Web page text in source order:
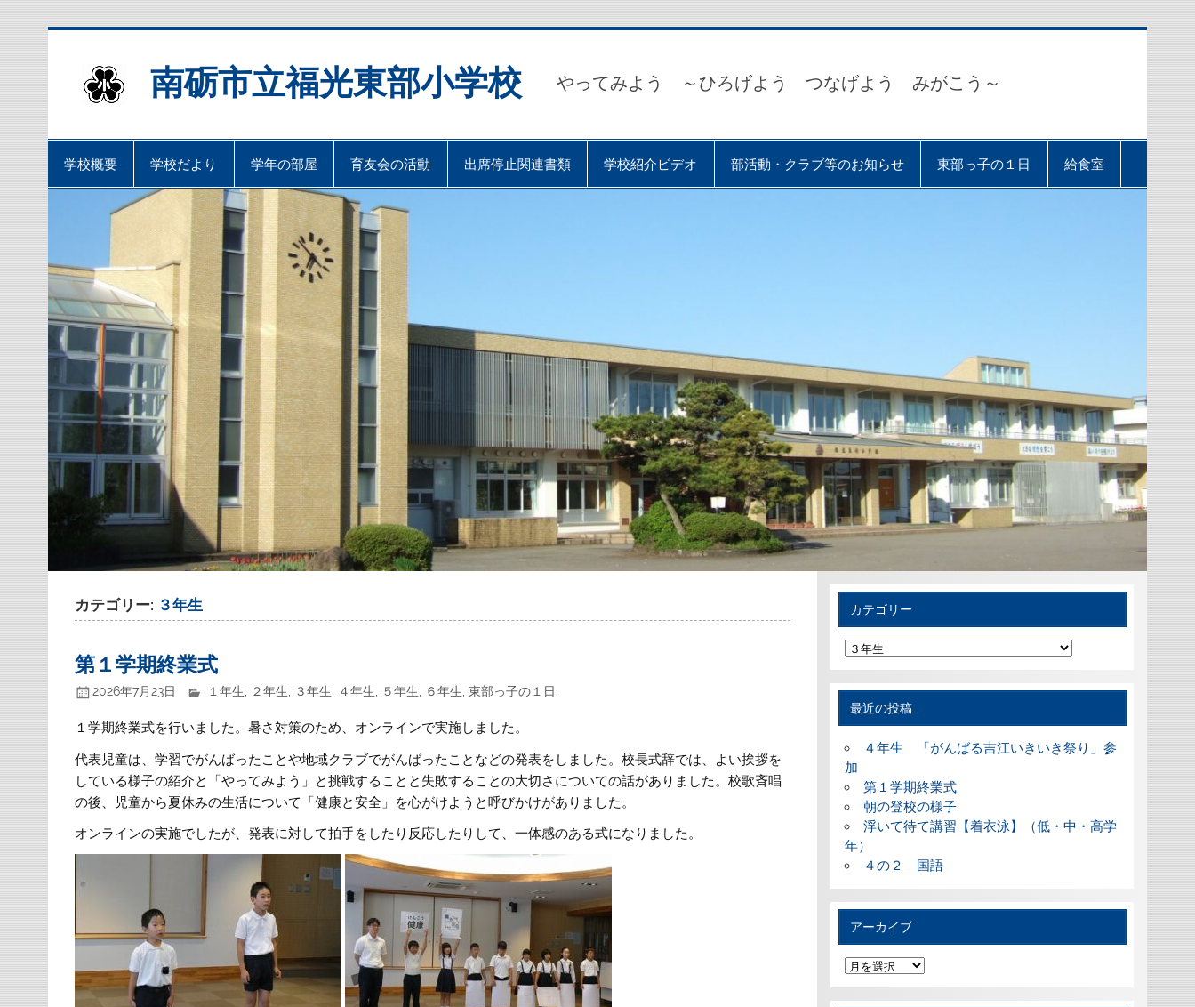
南砺市立福光東部小学校 やってみよう ～ひろげよう つなげよう みがこう～
学校概要 学校だより 学年の部屋 育友会の活動 出席停止関連書類 学校紹介ビデオ 部活動・クラブ等のお知らせ 東部っ子の１日 給食室
カテゴリー: ３年生
第１学期終業式
2026年7月23日 １年生, ２年生, ３年生, ４年生, ５年生, ６年生, 東部っ子の１日
１学期終業式を行いました。暑さ対策のため、オンラインで実施しました。
代表児童は、学習でがんばったことや地域クラブでがんばったことなどの発表をしました。校長式辞では、よい挨拶を
している様子の紹介と「やってみよう」と挑戦することと失敗することの大切さについての話がありました。校歌斉唱
の後、児童から夏休みの生活について「健康と安全」を心がけようと呼びかけがありました。
オンラインの実施でしたが、発表に対して拍手をしたり反応したりして、一体感のある式になりました。
カテゴリー
カ
テ
ゴ
リ
最近の投稿
４年生 「がんばる吉江いきいき祭り」参
加
第１学期終業式
朝の登校の様子
浮いて待て講習【着衣泳】（低・中・高学
年）
４の２ 国語
アーカイブ
ア
ー
カ
イ